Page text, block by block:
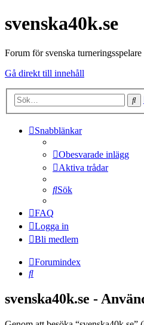
svenska40k.se
Forum för svenska turneringsspelare
Gå direkt till innehåll
Snabblänkar
Obesvarade inlägg
Aktiva trådar
Sök
FAQ
Logga in
Bli medlem
Forumindex
Sök
svenska40k.se -